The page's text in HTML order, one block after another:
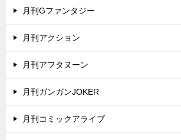
月刊Gファンタジー
月刊アクション
月刊アフタヌーン
月刊ガンガンJOKER
月刊コミックアライブ